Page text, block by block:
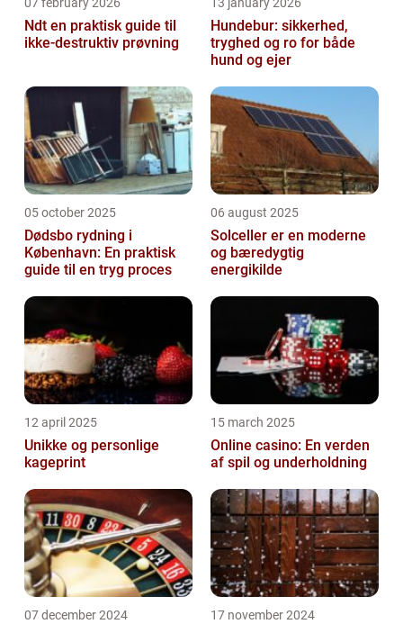
Ndt en praktisk guide til
ikke-destruktiv prøvning
Hundebur: sikkerhed,
tryghed og ro for både
hund og ejer
05 october 2025
Dødsbo rydning i
København: En praktisk
guide til en tryg proces
06 august 2025
Solceller er en moderne
og bæredygtig
energikilde
12 april 2025
Unikke og personlige
kageprint
15 march 2025
Online casino: En verden
af spil og underholdning
07 december 2024 17 november 2024